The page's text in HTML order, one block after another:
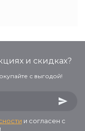
и скидках?
с выгодой!
и согласен с